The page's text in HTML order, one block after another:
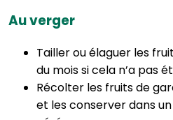
Au verger
Tailler ou élaguer les
du mois si cela n’a pas
Récolter les fruits de
et les conserver dans